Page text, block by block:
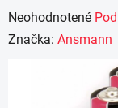
Priemerné
hodnotenie
Neohodnotené
Značka: Ansmann